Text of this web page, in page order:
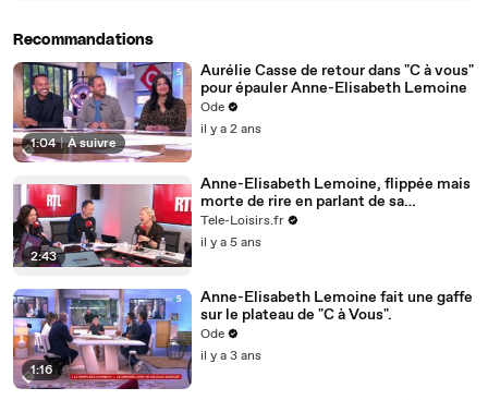
Recommandations
1:04 | À suivre
Aurélie Casse de retour dans "C à vous"
pour épauler Anne-Elisabeth Lemoine
Ode
il y a 2 ans
2:43
Anne-Elisabeth Lemoine, flippée mais
morte de rire en parlant de sa
participation à Fort Boyard dans On
refait la télé sur RTL
Tele-Loisirs.fr
il y a 5 ans
1:16
Anne-Elisabeth Lemoine fait une gaffe
sur le plateau de "C à Vous".
Ode
il y a 3 ans